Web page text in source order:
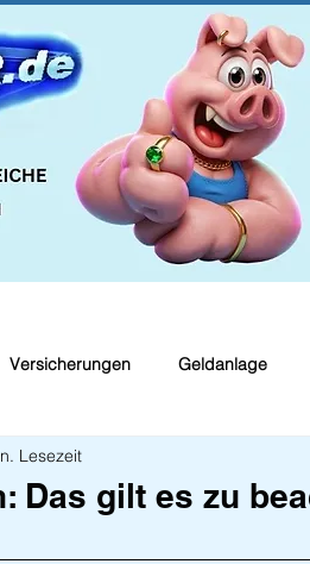
Versicherungen Geldanlage
Rechner Finanztipp
Das gilt es zu
Lesezeit